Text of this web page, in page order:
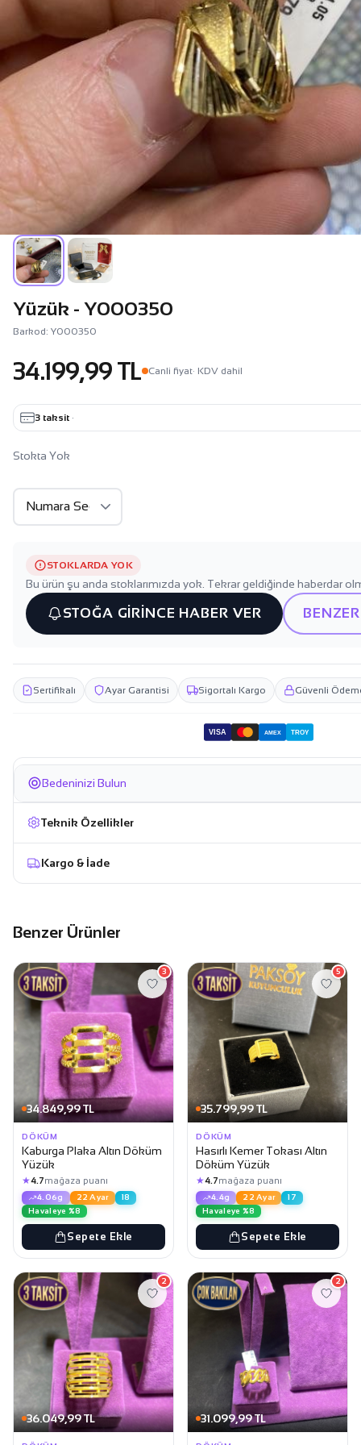
Yüzük - Y000350
Barkod: Y000350
34.199,99 TL Canli fiyat· KDV dahil
3 taksit ·
Stokta Yok
STOKLARDA YOK
Bu ürün şu anda stoklarımızda yok. Tekrar geldiğinde haberdar
STOĞA GİRİNCE HABER VER
Sertifikalı Ayar Garantisi Sigortalı Kargo Güvenli
VISA AMEX TROY
Bedeninizi Bulun
Teknik Özellikler
Kargo & İade
Benzer Ürünler
34.849,99 TL
3
DÖKÜM
Kaburga Plaka Altın Döküm
Yüzük
★4.7mağaza puanı
4.06g 22 Ayar
18
Havaleye %8
Sepete Ekle
35.799,99 TL
5
DÖKÜM
Hasırlı Kemer Tokası Altın
Döküm Yüzük
★4.7mağaza puanı
4.4g 22 Ayar
17
Havaleye %8
Sepete Ekle
36.049,99 TL
2
31.099,99 TL
2